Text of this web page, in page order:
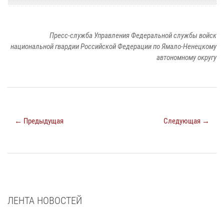
Пресс-служба Управления Федеральной службы войск
национальной гвардии Российской Федерации по Ямало-Ненецкому
автономному округу
← Предыдущая Следующая →
ЛЕНТА НОВОСТЕЙ